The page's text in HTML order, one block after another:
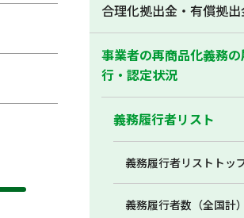
合理化拠出金・有償拠
事業者の再商品化義務
行・認定状況
義務履行者リスト
義務履行者リストトッ
義務履行者数（全国計）